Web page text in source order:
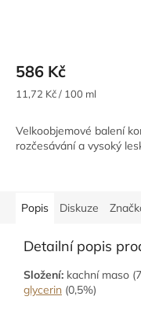
586 Kč
Měrná
11,72 Kč / 100 ml
Velkoobjemové balení
rozčesávání a vysoký
Popis Diskuze
Detailní popis
Složení: kachní maso
glycerin (0,5%)